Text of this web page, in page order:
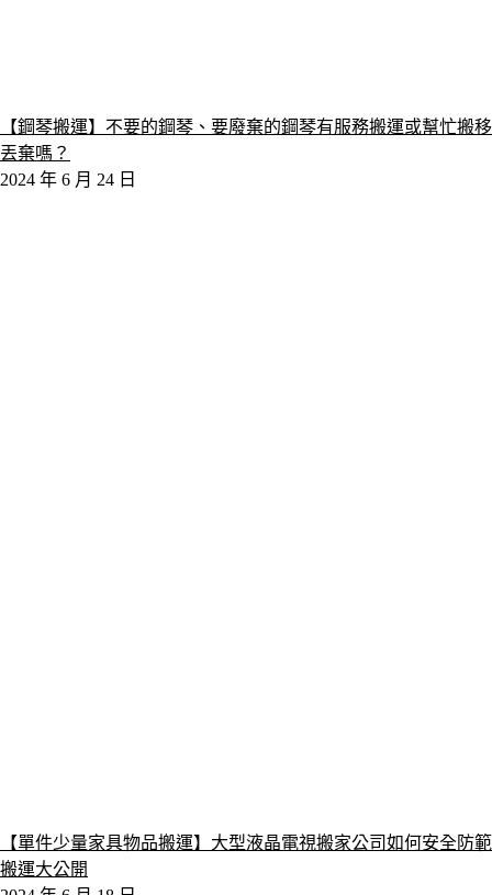
【鋼琴搬運】不要的鋼琴、要廢棄的鋼琴有服務搬運或幫忙搬移
丟棄嗎？
2024 年 6 月 24 日
【單件少量家具物品搬運】大型液晶電視搬家公司如何安全防範
搬運大公開